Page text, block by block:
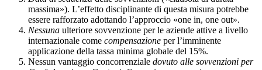
massima»). L’effetto disciplinante di questa misura potrebbe
essere rafforzato adottando l’approccio «one in, one out».
Nessuna ulteriore sovvenzione per le aziende attive a livello
internazionale come compensazione per l’imminente
applicazione della tassa minima globale del 15%.
Nessun vantaggio concorrenziale dovuto alle sovvenzioni per